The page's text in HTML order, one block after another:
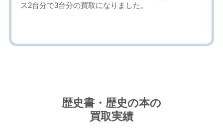
ス2台分で3台分の買取になりました。
歴史書・歴史の本の
買取実績